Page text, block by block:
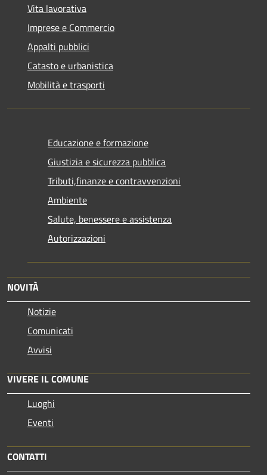
Vita lavorativa
Imprese e Commercio
Appalti pubblici
Catasto e urbanistica
Mobilità e trasporti
Educazione e formazione
Giustizia e sicurezza pubblica
Tributi,finanze e contravvenzioni
Ambiente
Salute, benessere e assistenza
Autorizzazioni
NOVITÀ
Notizie
Comunicati
Avvisi
VIVERE IL COMUNE
Luoghi
Eventi
CONTATTI